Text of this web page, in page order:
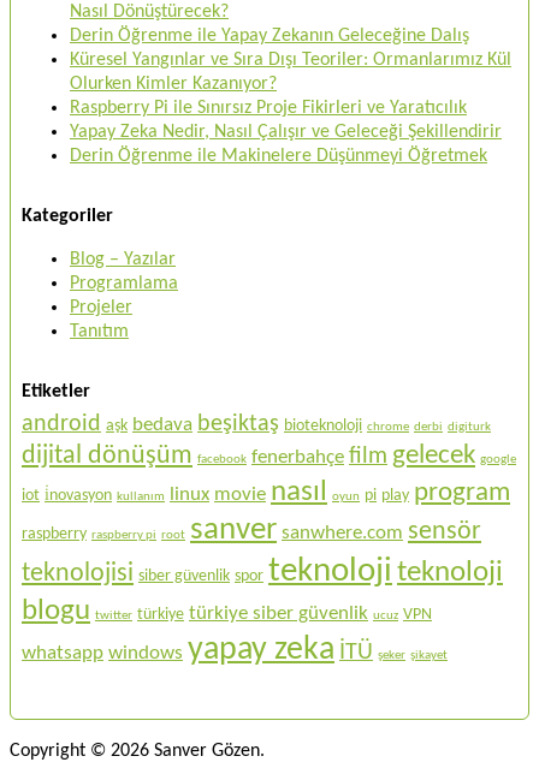
Nasıl Dönüştürecek?
Derin Öğrenme ile Yapay Zekanın Geleceğine Dalış
Küresel Yangınlar ve Sıra Dışı Teoriler: Ormanlarımız Kül
Olurken Kimler Kazanıyor?
Raspberry Pi ile Sınırsız Proje Fikirleri ve Yaratıcılık
Yapay Zeka Nedir, Nasıl Çalışır ve Geleceği Şekillendirir
Derin Öğrenme ile Makinelere Düşünmeyi Öğretmek
Kategoriler
Blog – Yazılar
Programlama
Projeler
Tanıtım
Etiketler
android aşk bedava beşiktaş bioteknoloji chrome derbi digiturk
dijital dönüşüm facebook fenerbahçe film gelecek google
iot i̇novasyon kullanım linux movie nasıl oyun pi play program
raspberry raspberry pi root sanver sanwhere.com sensör
teknolojisi siber güvenlik spor teknoloji teknoloji
blogu twitter türkiye türkiye siber güvenlik ucuz VPN
whatsapp windows yapay zeka İTÜ şeker şikayet
Copyright © 2026 Sanver Gözen.